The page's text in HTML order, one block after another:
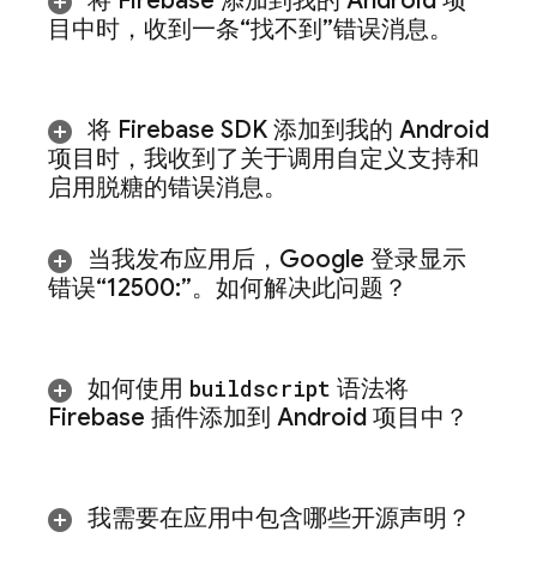
目中时，收到一条“找不到”错误消息。
将 Firebase SDK 添加到我的 Android
项目时，我收到了关于调用自定义支持和
启用脱糖的错误消息。
当我发布应用后，Google 登录显示
错误“12500:”。如何解决此问题？
如何使用 buildscript 语法将
Firebase 插件添加到 Android 项目中？
我需要在应用中包含哪些开源声明？